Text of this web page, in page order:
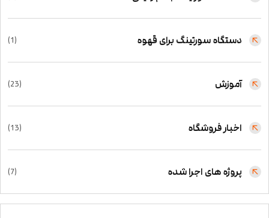
دستگاه سورتینگ برای قهوه (1)
آموزش (23)
اخبار فروشگاه (13)
پروژه های اجرا شده (7)